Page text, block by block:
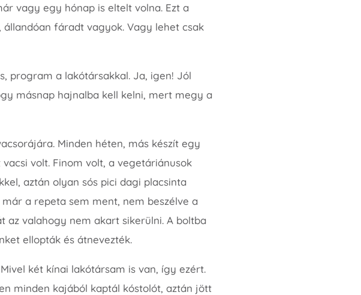
vagy egy hónap is eltelt volna. Ezt a
fáradt vagyok. Vagy lehet csak
program a lakótársakkal. Ja, igen! Jól
másnap hajnalba kell kelni, mert megy a
Minden héten, más készít egy
volt. Finom volt, a vegetáriánusok
aztán olyan sós pici dagi placsinta
a repeta sem ment, nem beszélve a
valahogy nem akart sikerülni. A boltba
ellopták és átnevezték.
két kínai lakótársam is van, így ezért.
minden kajából kaptál kóstolót, aztán jött